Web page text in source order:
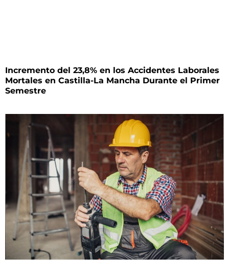
Incremento del 23,8% en los Accidentes Laborales
Mortales en Castilla-La Mancha Durante el Primer
Semestre